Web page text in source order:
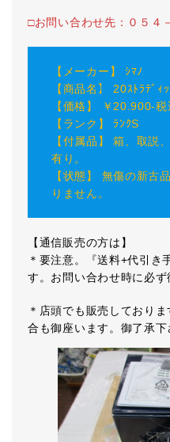
□お問い合わせ先：０５４
【メーカー】 ｼﾏﾉ
【商品名】 20ｽﾄﾗﾃﾞ
【価格】 ￥20.900-税
【ランク】 ﾗﾝｸS
【付属品】 箱、取説
有り。
【状態】 無傷の新古
りません。
【通信販売の方は】
＊要注意。『送料+代引き
す。お問い合わせ時に必ず
＊店頭でも販売しており
合も御座います。御了承下